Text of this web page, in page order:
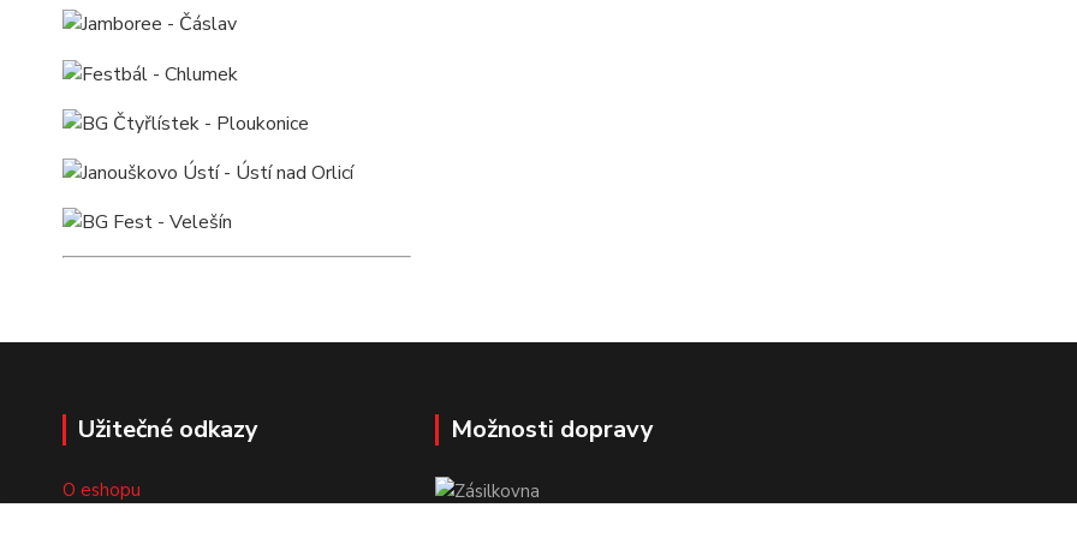
Užitečné odkazy
O eshopu
Možnosti dopravy